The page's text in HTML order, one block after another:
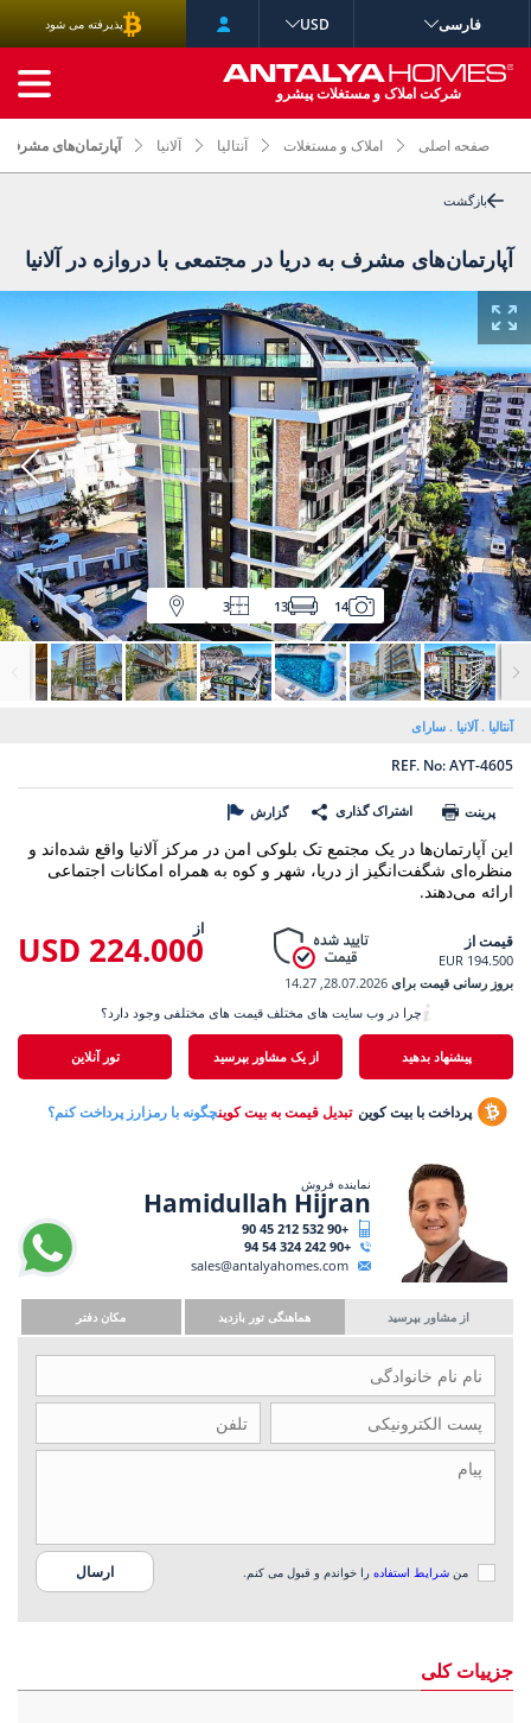
صفحه اصلی املاک و مستغلات آنتالیا آلانیا آپارتمان‌های مشرف
بازگشت
آپارتمان‌های مشرف به دریا در مجتمعی با دروازه در آلانیا
14
13
3
آنتالیا آلانیا سارای
REF. No: AYT-4605
پرینت اشتراک گذاری گزارش
این آپارتمان‌ها در یک مجتمع تک بلوکی امن در مرکز آلانیا واقع شده‌اند و
منظره‌ای شگفت‌انگیز از دریا، شهر و کوه به همراه امکانات اجتماعی
ارائه می‌دهند.
قیمت از
194.500 EUR
از
224.000 USD
بروز رسانی قیمت برای 28.07.2026, 14.27
پیشنهاد بدهید از یک مشاور بپرسید تور آنلاین
چرا در وب سایت های مختلف قیمت های مختلفی وجود دارد؟
پرداخت با بیت کوین تبدیل قیمت به بیت کوینچگونه با رمزارز پرداخت کنم؟
نماینده فروش
Hamidullah Hijran
+90 532 212 45 90
+90 242 324 54 94
sales@antalyahomes.com
از مشاور بپرسید هماهنگی تور بازدید مکان دفتر
من شرایط استفاده را خواندم و قبول می کنم.
جزییات کلی
فارسی USD پذیرفته می شود
شرکت املاک و مستغلات پیشرو
جستجوی پیشرفته